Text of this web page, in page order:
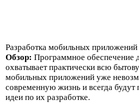
Разработка мобильных приложений
Обзор: Программное обеспечение
охватывает практически всю
мобильных приложений уже
современную жизнь и всегда будут
идеи по их разработке.